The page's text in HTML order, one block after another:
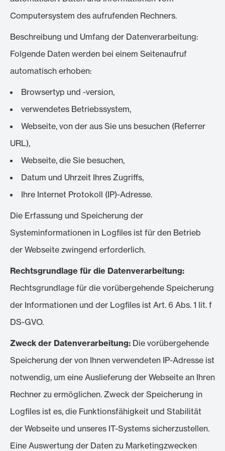
Computersystem des aufrufenden Rechners.
Beschreibung und Umfang der Datenverarbeitung:
Folgende Daten werden bei einem Seitenaufruf
automatisch erhoben:
Browsertyp und -version,
verwendetes Betriebssystem,
Webseite, von der aus Sie uns besuchen (Referrer
URL),
Webseite, die Sie besuchen,
Datum und Uhrzeit Ihres Zugriffs,
Ihre Internet Protokoll (IP)-Adresse.
Die Erfassung und Speicherung der
Systeminformationen in Logfiles ist für den Betrieb
der Webseite zwingend erforderlich.
Rechtsgrundlage für die Datenverarbeitung:
Rechtsgrundlage für die vorübergehende Speicherung
der Informationen und der Logfiles ist Art. 6 Abs. 1 lit. f
DS-GVO.
Zweck der Datenverarbeitung: Die vorübergehende
Speicherung der von Ihnen verwendeten IP-Adresse ist
notwendig, um eine Auslieferung der Webseite an Ihren
Rechner zu ermöglichen. Zweck der Speicherung in
Logfiles ist es, die Funktionsfähigkeit und Stabilität
der Webseite und unseres IT-Systems sicherzustellen.
Eine Auswertung der Daten zu Marketingzwecken